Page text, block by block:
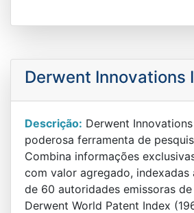
Derwent Innovations
Descrição: Derwent
poderosa ferramenta de
Combina informações
com valor agregado,
de 60 autoridades emissoras
Derwent World Patent Index